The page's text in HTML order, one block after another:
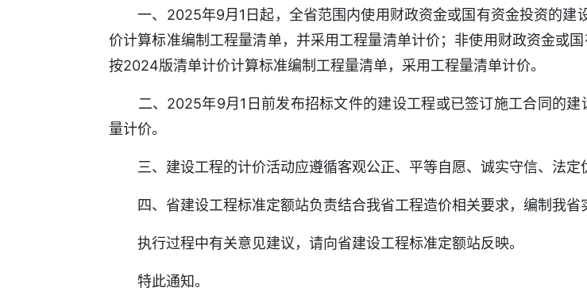
一、2025年9月1日起，全省范围内使用财政资金或国有资金投资的建
价计算标准编制工程量清单，并采用工程量清单计价；非使用财政资金或
按2024版清单计价计算标准编制工程量清单，采用工程量清单计价。
二、2025年9月1日前发布招标文件的建设工程或已签订施工合同的建
量计价。
三、建设工程的计价活动应遵循客观公正、平等自愿、诚实守信、法定
四、省建设工程标准定额站负责结合我省工程造价相关要求，编制我省
执行过程中有关意见建议，请向省建设工程标准定额站反映。
特此通知。